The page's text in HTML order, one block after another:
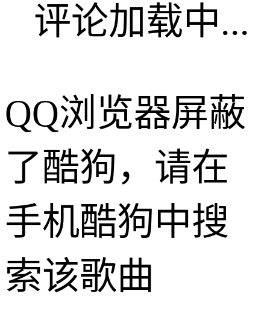
评论加载中...
QQ浏览器屏蔽
了酷狗，请在
手机酷狗中搜
索该歌曲